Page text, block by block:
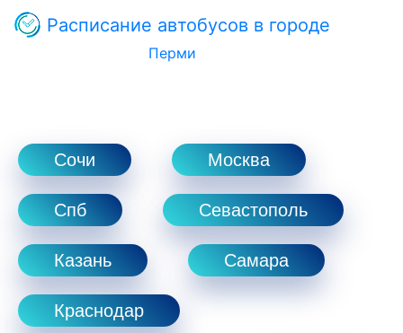
Расписание автобусов в городе
Перми
Сочи Москва
Спб Севастополь
Казань Самара
Краснодар